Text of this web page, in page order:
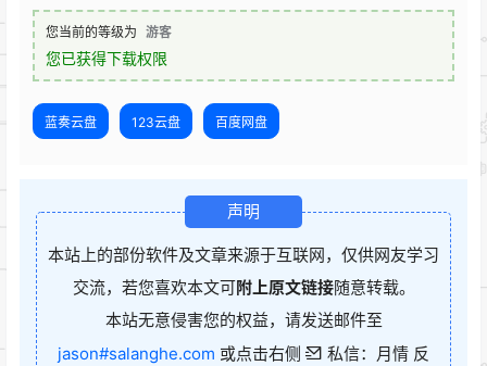
您当前的等级为 游客
您已获得下载权限
蓝奏云盘 123云盘 百度网盘
声明
本站上的部份软件及文章来源于互联网，仅供网友学习
交流，若您喜欢本文可附上原文链接随意转载。
本站无意侵害您的权益，请发送邮件至
jason#salanghe.com 或点击右侧
私信：月情 反